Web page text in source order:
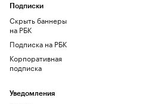
Подписки
Скрыть баннеры
на РБК
Подписка на РБК
Корпоративная
подписка
Уведомления